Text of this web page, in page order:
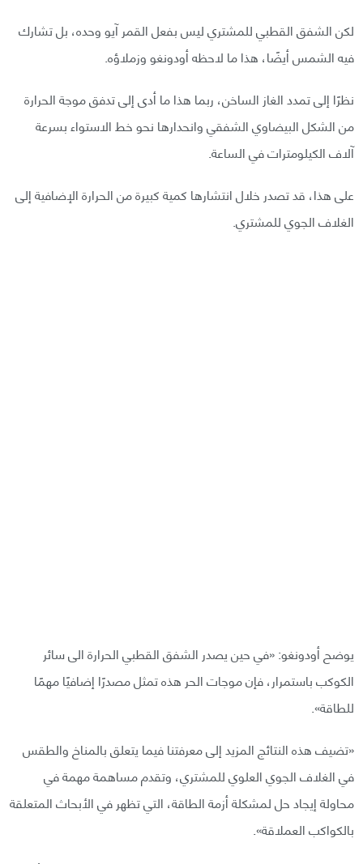
لكن الشفق القطبي للمشتري ليس بفعل القمر آيو وحده، بل تشارك
فيه الشمس أيضًا، هذا ما لاحظه أودونغو وزملاؤه.
نظرًا إلى تمدد الغاز الساخن، ربما هذا ما أدى إلى تدفق موجة الحرارة
من الشكل البيضاوي الشفقي وانحدارها نحو خط الاستواء بسرعة
آلاف الكيلومترات في الساعة.
على هذا، قد تصدر خلال انتشارها كمية كبيرة من الحرارة الإضافية إلى
الغلاف الجوي للمشتري.
يوضح أودونغو: «في حين يصدر الشفق القطبي الحرارة الى سائر
الكوكب باستمرار، فإن موجات الحر هذه تمثل مصدرًا إضافيًا مهمًا
للطاقة».
«تضيف هذه النتائج المزيد إلى معرفتنا فيما يتعلق بالمناخ والطقس
في الغلاف الجوي العلوي للمشتري، وتقدم مساهمة مهمة في
محاولة إيجاد حل لمشكلة أزمة الطاقة، التي تظهر في الأبحاث المتعلقة
بالكواكب العملاقة».